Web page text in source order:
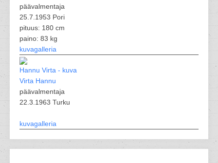
päävalmentaja
25.7.1953 Pori
pituus: 180 cm
paino: 83 kg
kuvagalleria
Virta Hannu
päävalmentaja
22.3.1963 Turku
kuvagalleria